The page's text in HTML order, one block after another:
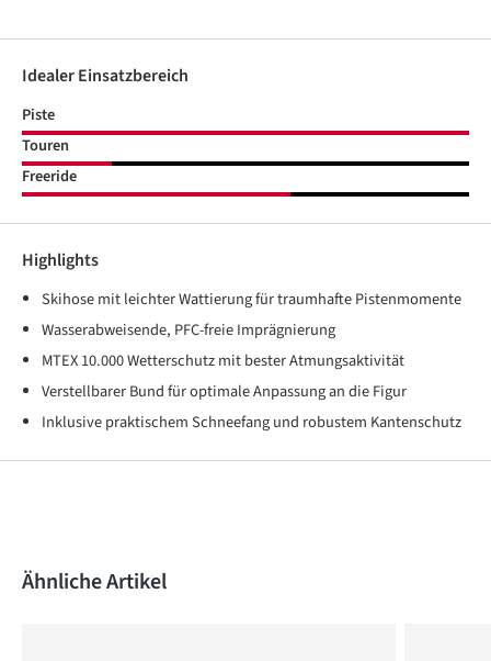
Idealer Einsatzbereich
Piste
Touren
Freeride
Highlights
Skihose mit leichter Wattierung für traumhafte Pistenmomente
Wasserabweisende, PFC-freie Imprägnierung
MTEX 10.000 Wetterschutz mit bester Atmungsaktivität
Verstellbarer Bund für optimale Anpassung an die Figur
Inklusive praktischem Schneefang und robustem Kantenschutz
Produktgalerie überspringen
Ähnliche Artikel